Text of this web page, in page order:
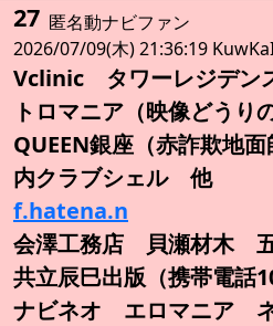
27 匿名動ナビファン
2026/07/09(木) 21:36:19
Vclinic タワーレジデン
トロマニア（映像どう
QUEEN銀座（赤詐欺地
内クラブシェル 他
f.hatena.n
会澤工務店 貝瀬材木
共立辰巳出版（携帯電
ナビネオ エロマニア